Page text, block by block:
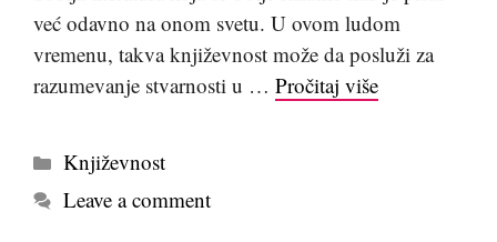
već odavno na onom svetu. U ovom ludom
vremenu, takva književnost može da posluži za
razumevanje stvarnosti u … Pročitaj više
Kategorije
Književnost
Leave a comment